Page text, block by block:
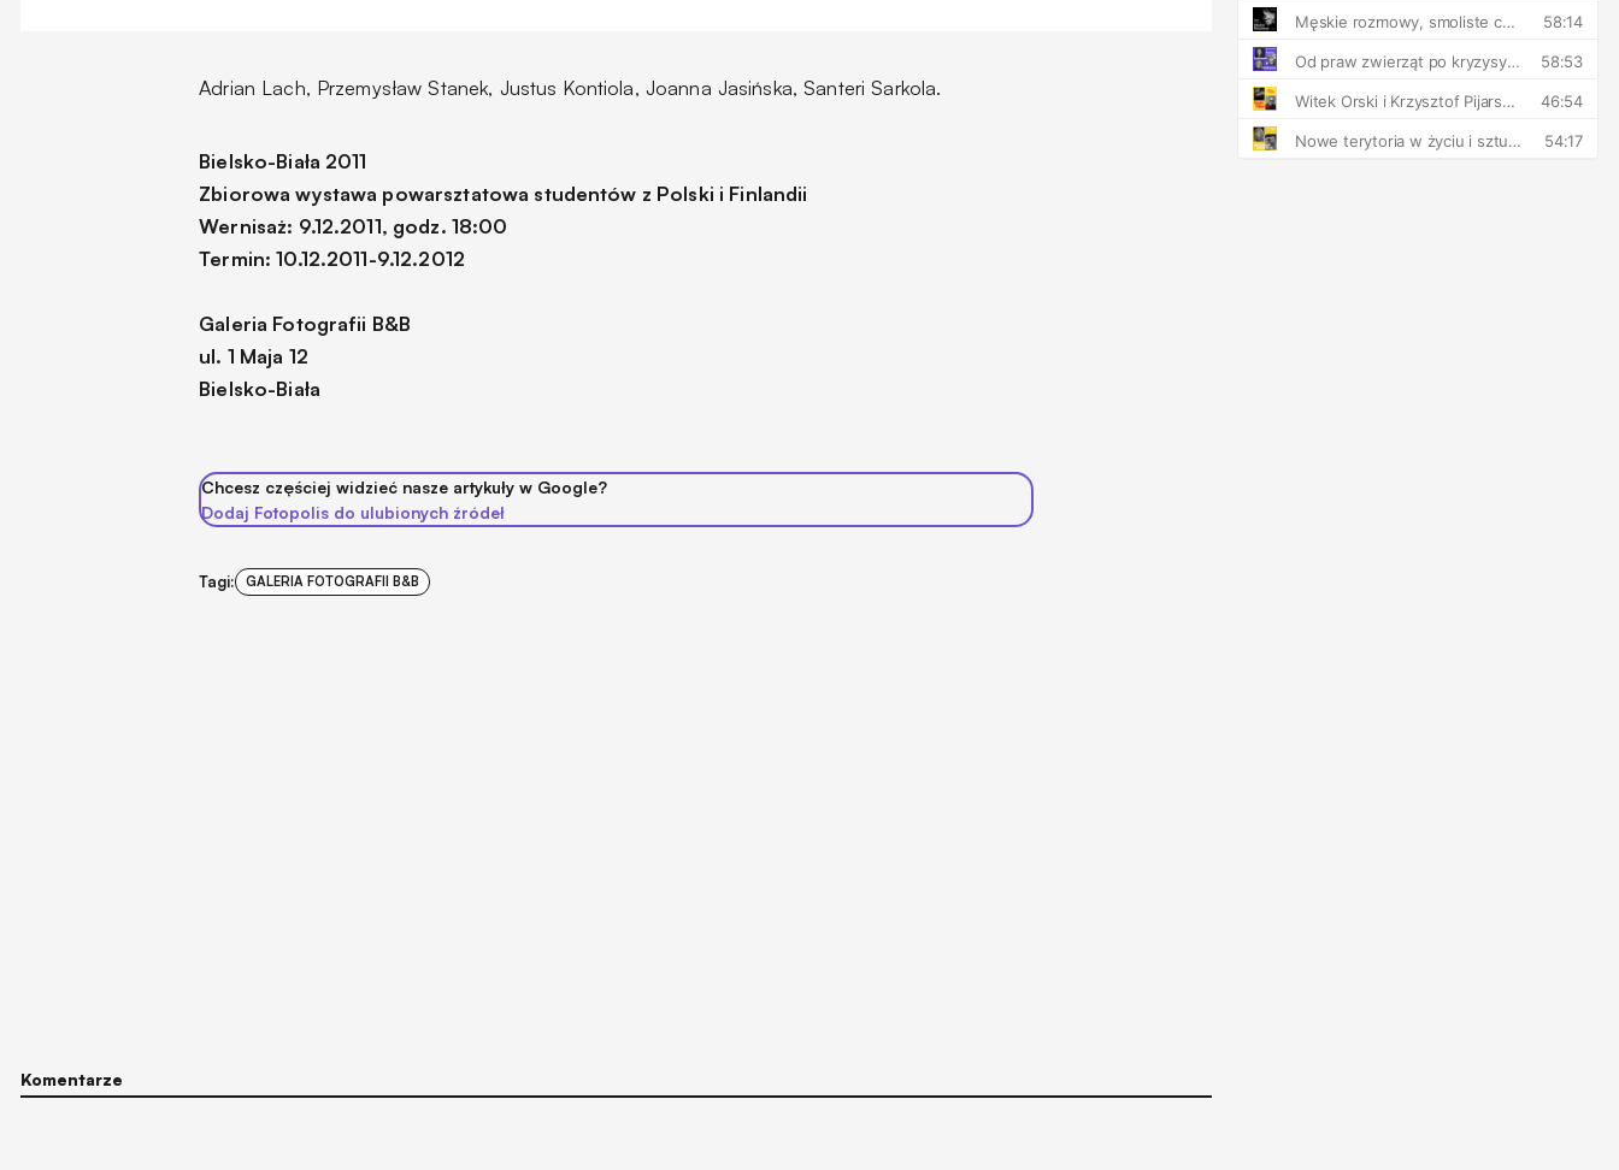
Adrian Lach, Przemysław Stanek, Justus Kontiola, Joanna Jasińska, Santeri Sarkola.
Bielsko-Biała 2011
Zbiorowa wystawa powarsztatowa studentów z Polski i Finlandii
Wernisaż: 9.12.2011, godz. 18:00
Termin: 10.12.2011-9.12.2012
Galeria Fotografii B&B
ul. 1 Maja 12
Bielsko-Biała
Chcesz częściej widzieć nasze artykuły w Google?
Dodaj Fotopolis do ulubionych źródeł
Tagi: GALERIA FOTOGRAFII B&B
Komentarze